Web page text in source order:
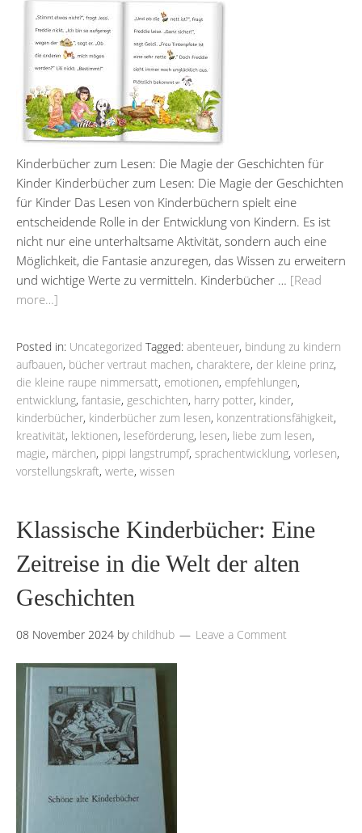
Kinderbücher zum Lesen: Die Magie der Geschichten für
Kinder Kinderbücher zum Lesen: Die Magie der Geschichten
für Kinder Das Lesen von Kinderbüchern spielt eine
entscheidende Rolle in der Entwicklung von Kindern. Es ist
nicht nur eine unterhaltsame Aktivität, sondern auch eine
Möglichkeit, die Fantasie anzuregen, das Wissen zu erweitern
und wichtige Werte zu vermitteln. Kinderbücher … [Read
more…]
Posted in: Uncategorized Tagged: abenteuer, bindung zu kindern
aufbauen, bücher vertraut machen, charaktere, der kleine prinz,
die kleine raupe nimmersatt, emotionen, empfehlungen,
entwicklung, fantasie, geschichten, harry potter, kinder,
kinderbücher, kinderbücher zum lesen, konzentrationsfähigkeit,
kreativität, lektionen, leseförderung, lesen, liebe zum lesen,
magie, märchen, pippi langstrumpf, sprachentwicklung, vorlesen,
vorstellungskraft, werte, wissen
Klassische Kinderbücher: Eine
Zeitreise in die Welt der alten
Geschichten
08 November 2024 by childhub Leave a Comment